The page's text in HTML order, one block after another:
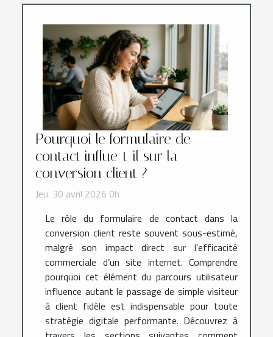
Pourquoi le formulaire de
contact influe-t-il sur la
conversion client ?
Jeu. 30 avril 2026 0h
Le rôle du formulaire de contact dans la
conversion client reste souvent sous-estimé,
malgré son impact direct sur l’efficacité
commerciale d’un site internet. Comprendre
pourquoi cet élément du parcours utilisateur
influence autant le passage de simple visiteur
à client fidèle est indispensable pour toute
stratégie digitale performante. Découvrez à